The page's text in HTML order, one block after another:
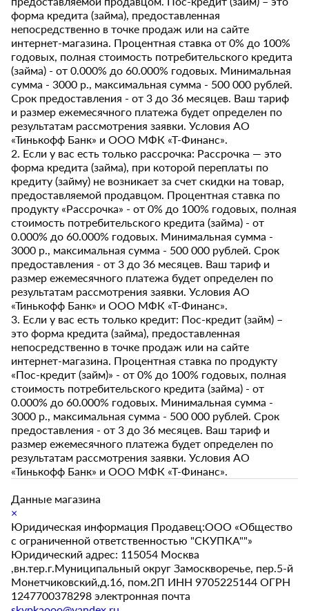
форма кредита (займа), предоставленная
непосредственно в точке продаж или на сайте
интернет-магазина. Процентная ставка от 0% до 100%
годовых, полная стоимость потребительского кредита
(займа) - от 0.000% до 60.000% годовых. Минимальная
сумма - 3000 р., максимальная сумма - 500 000 рублей.
Срок предоставления - от 3 до 36 месяцев. Ваш тариф
и размер ежемесячного платежа будет определен по
результатам рассмотрения заявки. Условия АО
«Тинькофф Банк» и ООО МФК «Т-Финанс».
2. Если у вас есть только рассрочка: Рассрочка — это
форма кредита (займа), при которой переплаты по
кредиту (займу) не возникает за счет скидки на товар,
предоставляемой продавцом. Процентная ставка по
продукту «Рассрочка» - от 0% до 100% годовых, полная
стоимость потребительского кредита (займа) - от
0.000% до 60.000% годовых. Минимальная сумма -
3000 р., максимальная сумма - 500 000 рублей. Срок
предоставления - от 3 до 36 месяцев. Ваш тариф и
размер ежемесячного платежа будет определен по
результатам рассмотрения заявки. Условия АО
«Тинькофф Банк» и ООО МФК «Т-Финанс».
3. Если у вас есть только кредит: Пос-кредит (займ) –
это форма кредита (займа), предоставленная
непосредственно в точке продаж или на сайте
интернет-магазина. Процентная ставка по продукту
«Пос-кредит (займ)» - от 0% до 100% годовых, полная
стоимость потребительского кредита (займа) - от
0.000% до 60.000% годовых. Минимальная сумма -
3000 р., максимальная сумма - 500 000 рублей. Срок
предоставления - от 3 до 36 месяцев. Ваш тариф и
размер ежемесячного платежа будет определен по
результатам рассмотрения заявки. Условия АО
«Тинькофф Банк» и ООО МФК «Т-Финанс».
Данные магазина
×
Юридическая информация Продавец:ООО «Общество
с ограниченной ответственностью "СКУПКА""»
Юридический адрес: 115054 Москва
,вн.тер.г.Муниципальный округ Замоскворечье, пер.5-й
Монетчиковский,д.16, пом.2П ИНН 9705225144 ОГРН
1247700378298 электронная почта